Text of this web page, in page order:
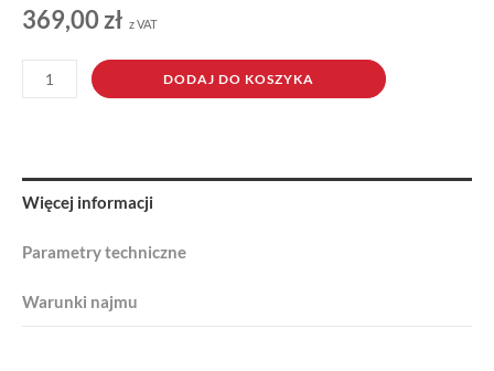
369,00zł z VAT
600B
DODAJ DO KOSZYKA
Więcej informacji
Parametry techniczne
Warunki najmu